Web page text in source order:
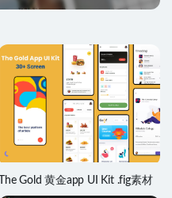
Gold 黄金app UI Kit .fig素材